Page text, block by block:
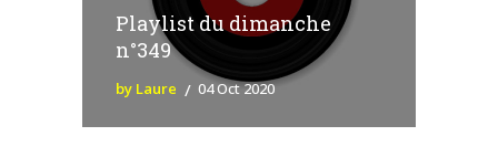
Playlist du dimanche
n°349
by Laure 04 Oct 2020